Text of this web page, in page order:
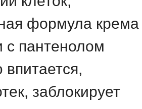
формула крема
с пантенолом
заблокирует